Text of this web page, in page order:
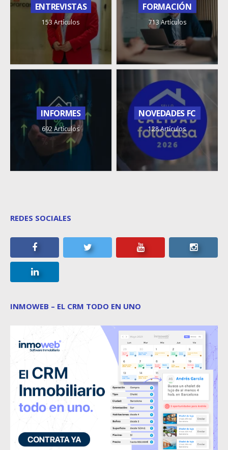
ENTREVISTAS
153 Artículos
FORMACIÓN
713 Artículos
INFORMES
692 Artículos
NOVEDADES FC
128 Artículos
REDES SOCIALES
INMOWEB – EL CRM TODO EN UNO